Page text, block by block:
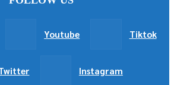
Youtube Tiktok
Instagram